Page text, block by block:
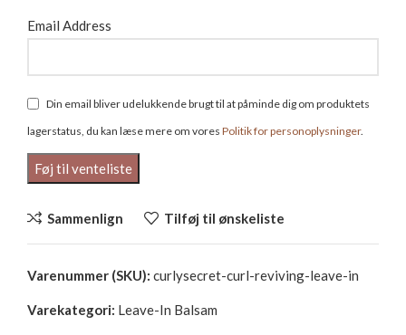
Email Address
Din email bliver udelukkende brugt til at påminde dig om produktets
lagerstatus, du kan læse mere om vores Politik for personoplysninger.
Sammenlign Tilføj til ønskeliste
Varenummer (SKU): curlysecret-curl-reviving-leave-in
Varekategori: Leave-In Balsam